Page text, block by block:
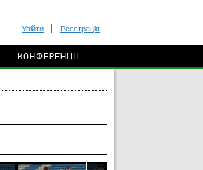
Увійти Реєстрація
КОНФЕРЕНЦІЇ